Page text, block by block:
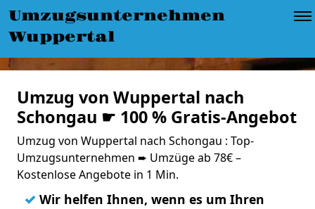
Umzugsunternehmen
Wuppertal
Umzug von Wuppertal nach
Schongau ☛ 100 % Gratis-Angebot
Umzug von Wuppertal nach Schongau : Top-
Umzugsunternehmen ➨ Umzüge ab 78€ –
Kostenlose Angebote in 1 Min.
✓ Wir helfen Ihnen, wenn es um Ihren